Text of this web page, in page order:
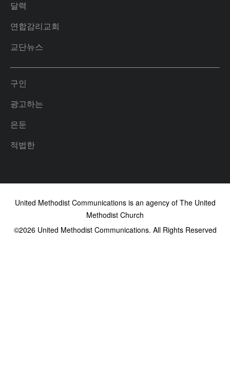
달력
연합감리교회
교단뉴스
구인
광고하는
은둔
적법한
United Methodist Communications is an agency of The United
Methodist Church
©2026United Methodist Communications. All Rights Reserved